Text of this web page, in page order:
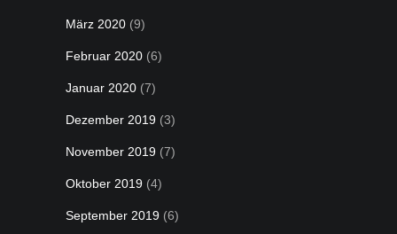
März 2020 (9)
Februar 2020 (6)
Januar 2020 (7)
Dezember 2019 (3)
November 2019 (7)
Oktober 2019 (4)
September 2019 (6)